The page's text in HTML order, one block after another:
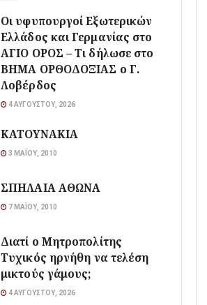
Οι υφυπουργοί Εξωτερικών
Ελλάδος και Γερμανίας στο
ΑΓΙΟ ΟΡΟΣ – Τι δήλωσε στο
ΒΗΜΑ ΟΡΘΟΔΟΞΙΑΣ ο Γ.
Λοβέρδος
4 ΑΥΓΟΎΣΤΟΥ, 2026
ΚΑΤΟΥΝΑΚΙΑ
3 ΜΑΪ́ΟΥ, 2010
ΣΠΗΛΑΙΑ ΑΘΩΝΑ
7 ΜΑΪ́ΟΥ, 2010
Διατί ο Μητροπολίτης
Τυχικός ηρνήθη να τελέση
μικτούς γάμους;
4 ΑΥΓΟΎΣΤΟΥ, 2026